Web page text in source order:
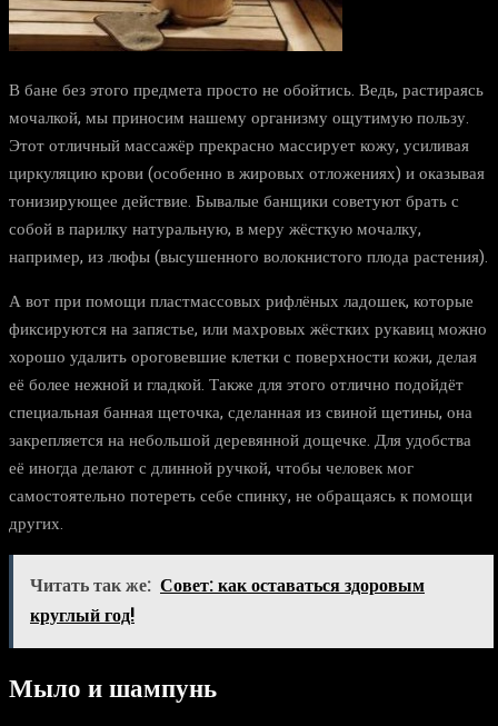
В бане без этого предмета просто не обойтись. Ведь, растираясь
мочалкой, мы приносим нашему организму ощутимую пользу.
Этот отличный массажёр прекрасно массирует кожу, усиливая
циркуляцию крови (особенно в жировых отложениях) и оказывая
тонизирующее действие. Бывалые банщики советуют брать с
собой в парилку натуральную, в меру жёсткую мочалку,
например, из люфы (высушенного волокнистого плода растения).
А вот при помощи пластмассовых рифлёных ладошек, которые
фиксируются на запястье, или махровых жёстких рукавиц можно
хорошо удалить ороговевшие клетки с поверхности кожи, делая
её более нежной и гладкой. Также для этого отлично подойдёт
специальная банная щеточка, сделанная из свиной щетины, она
закрепляется на небольшой деревянной дощечке. Для удобства
её иногда делают с длинной ручкой, чтобы человек мог
самостоятельно потереть себе спинку, не обращаясь к помощи
других.
Читать так же: Совет: как оставаться здоровым
круглый год!
Мыло и шампунь